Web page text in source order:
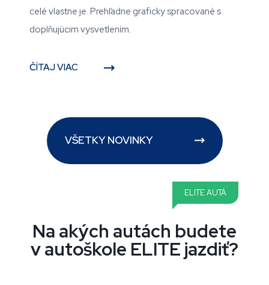
celé vlastne je. Prehľadne graficky spracované s
doplňujúcim vysvetlením.
ČÍTAJ VIAC
VŠETKY NOVINKY
Na akých autách budete
v autoškole ELITE jazdiť?
ELITE AUTÁ